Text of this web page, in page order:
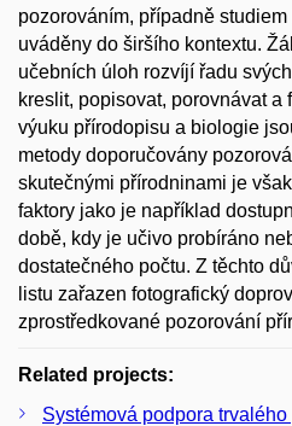
pozorováním, případně
uváděny do širšího kontextu.
učebních úloh rozvíjí řadu
kreslit, popisovat, porovnávat a
výuku přírodopisu a biologie
metody doporučovány
skutečnými přírodninami je
faktory jako je například
době, kdy je učivo probíráno
dostatečného počtu. Z těchto
listu zařazen fotografický
zprostředkované pozorování
Related projects:
Systémová podpora